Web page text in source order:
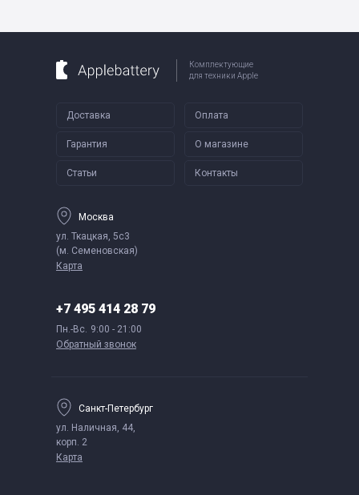
Комплектующие
для техники Apple
Доставка Оплата
Гарантия О магазине
Статьи Контакты
Москва
ул. Ткацкая, 5с3
(м. Семеновская)
Карта
+7 495 414 28 79
Пн.-Вс. 9:00 - 21:00
Обратный звонок
Санкт-Петербург
ул. Наличная, 44,
корп. 2
Карта